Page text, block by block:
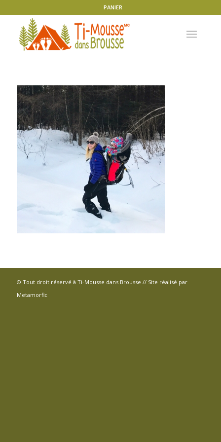
PANIER
© Tout droit réservé à Ti-Mousse dans Brousse // Site réalisé par
Metamorfic